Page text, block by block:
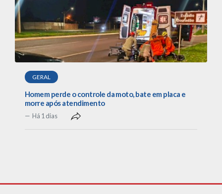
GERAL
Homem perde o controle da moto, bate em placa e
morre após atendimento
Há 1 dias